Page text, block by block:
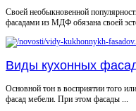
Своей необыкновенной
фасадами из МДФ обязана своей
Виды кухонных
Основной тон в восприятии того или
фасад мебели. При этом фасады ...